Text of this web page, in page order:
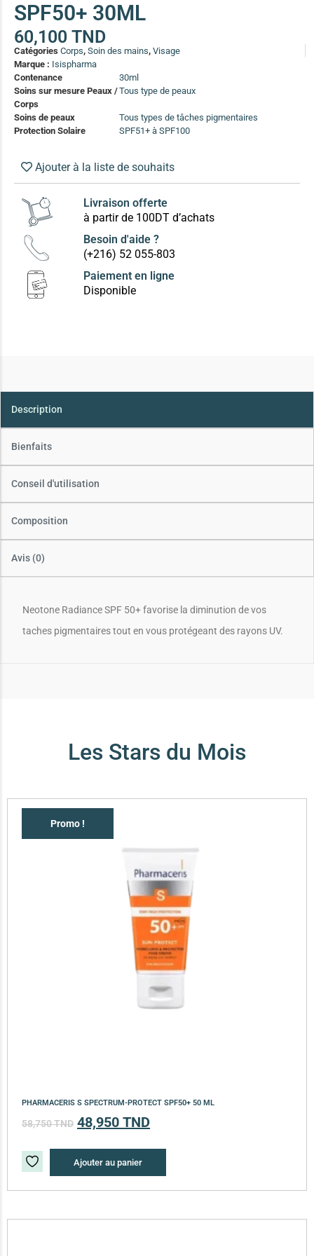
(13)
Soin anti-pelliculaire
Soin pointes cassantes et fourchues
Soins Solaires Ciblés
Soins cibés adultes(67)
Soins ciblé enfants / adolescent (5-18 ans)
SPF50+ 30ML
60,100 TND
Catégories Corps, Soin des mains, Visage
Marque : Isispharma
Contenance
30ml
Soins sur mesure Peaux /
Corps
Tous type de peaux
Soins de peaux
Tous types de tâches pigmentaires
Protection Solaire
SPF51+ à SPF100
Ajouter à la liste de souhaits
Livraison offerte
à partir de 100DT d’achats
Besoin d'aide ?
(+216) 52 055-803
Paiement en ligne
Disponible
Composition
Conseil d'utilisation
Bienfaits
Description
Avis (0)
Neotone Radiance SPF 50+ favorise la diminution de vos
taches pigmentaires tout en vous protégeant des rayons UV.
Les Stars du Mois
Promo !
PHARMACERIS S SPECTRUM-PROTECT SPF50+ 50 ML
58,750TND 48,950 TND
Ajouter au panier